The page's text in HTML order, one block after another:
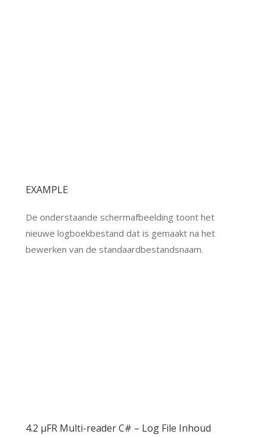
EXAMPLE
De onderstaande schermafbeelding toont het
nieuwe logboekbestand dat is gemaakt na het
bewerken van de standaardbestandsnaam.
4.2 μFR Multi-reader C# – Log File Inhoud